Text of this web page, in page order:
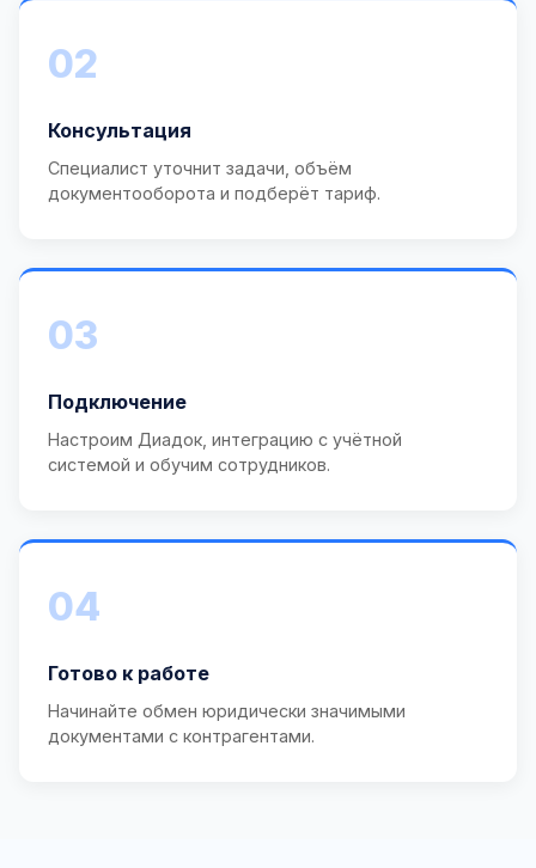
02
Консультация
Специалист уточнит задачи, объём
документооборота и подберёт тариф.
03
Подключение
Настроим Диадок, интеграцию с учётной
системой и обучим сотрудников.
04
Готово к работе
Начинайте обмен юридически значимыми
документами с контрагентами.